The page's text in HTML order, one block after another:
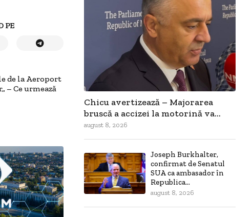
PE
de la Aeroport
– Ce urmează
Chicu avertizează – Majorarea
bruscă a accizei la motorină va...
august 8, 2026
Joseph Burkhalter,
confirmat de Senatul
SUA ca ambasador în
Republica...
august 8, 2026